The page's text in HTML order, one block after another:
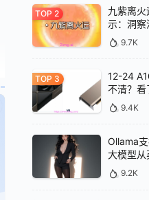
登录 刷新
九紫离
示：洞察
9.7K
12-24
不清？看
理卡的区
9.4K
Ollama
大模型从
果最好
9.2K